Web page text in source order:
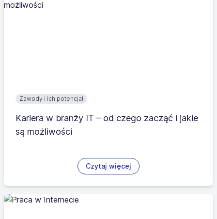
Zawody i ich potencjał
Kariera w branży IT – od czego zacząć i jakie
są możliwości
Czytaj więcej